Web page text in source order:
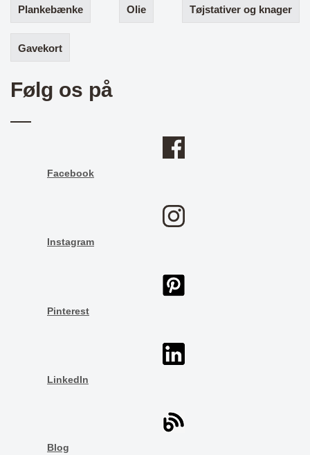
Plankebænke Olie Tøjstativer og knager
Gavekort
Følg os på
Facebook
Instagram
Pinterest
LinkedIn
Blog